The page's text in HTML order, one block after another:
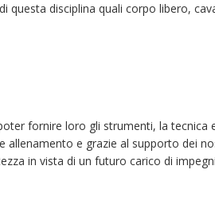
questa disciplina quali corpo libero,
fornire loro gli strumenti, la tecnica
e grazie al supporto dei
in vista di un futuro carico di